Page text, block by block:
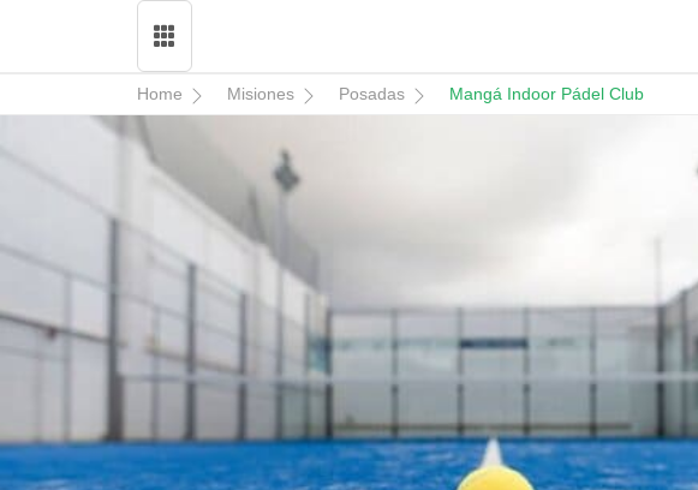
Home Misiones Posadas Mangá Indoor Pádel Club